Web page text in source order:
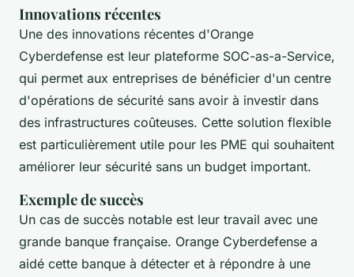
Innovations récentes
Une des innovations récentes d'Orange
Cyberdefense est leur plateforme SOC-as-a-Service,
qui permet aux entreprises de bénéficier d'un centre
d'opérations de sécurité sans avoir à investir dans
des infrastructures coûteuses. Cette solution flexible
est particulièrement utile pour les PME qui souhaitent
améliorer leur sécurité sans un budget important.
Exemple de succès
Un cas de succès notable est leur travail avec une
grande banque française. Orange Cyberdefense a
aidé cette banque à détecter et à répondre à une